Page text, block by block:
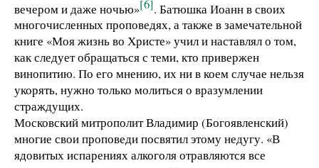
вечером и даже ночью»[6]. Батюшка Иоанн в своих
многочисленных проповедях, а также в замечательной
книге «Моя жизнь во Христе» учил и наставлял о том,
как следует обращаться с теми, кто привержен
винопитию. По его мнению, их ни в коем случае нельзя
укорять, нужно только молиться о вразумлении
страждущих.
Московский митрополит Владимир (Богоявленский)
многие свои проповеди посвятил этому недугу. «В
ядовитых испарениях алкоголя отравляются все